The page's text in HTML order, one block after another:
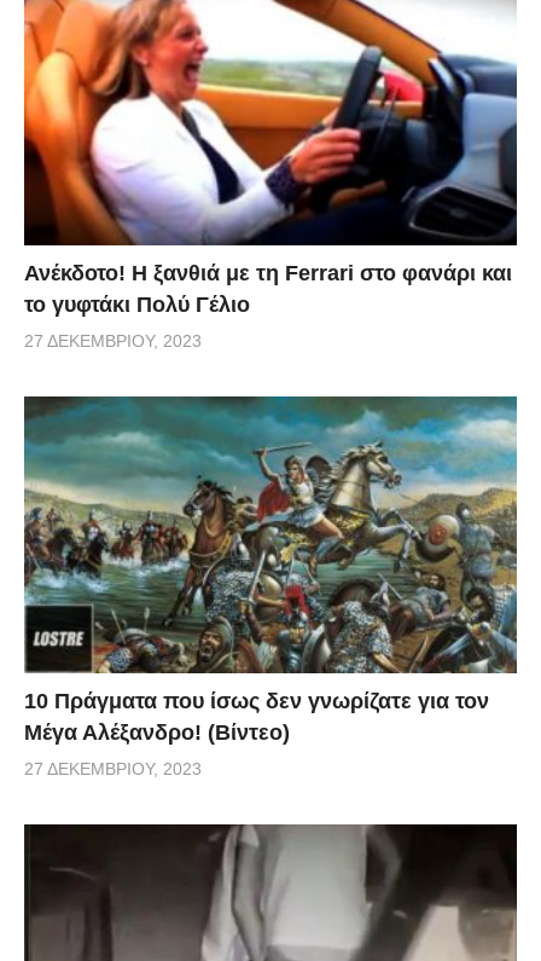
Ανέκδοτο! Η ξανθιά με τη Ferrari στο φανάρι και
το γυφτάκι Πολύ Γέλιο
27 ΔΕΚΕΜΒΡΊΟΥ, 2023
10 Πράγματα που ίσως δεν γνωρίζατε για τον
Μέγα Αλέξανδρο! (Βίντεο)
27 ΔΕΚΕΜΒΡΊΟΥ, 2023